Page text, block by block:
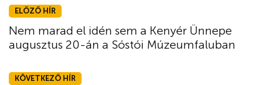
ELŐZŐ HÍR
Nem marad el idén sem a Kenyér Ünnepe
augusztus 20-án a Sóstói Múzeumfaluban
KÖVETKEZŐ HÍR